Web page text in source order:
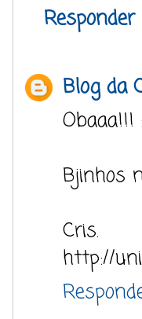
Responder
Blog da
Obaaa!!!
Bjinhos
Cris.
http://